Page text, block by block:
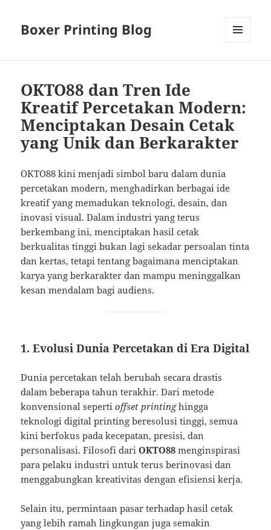
Boxer Printing Blog
OKTO88 dan Tren Ide
Kreatif Percetakan Modern:
Menciptakan Desain Cetak
yang Unik dan Berkarakter
OKTO88 kini menjadi simbol baru dalam dunia
percetakan modern, menghadirkan berbagai ide
kreatif yang memadukan teknologi, desain, dan
inovasi visual. Dalam industri yang terus
berkembang ini, menciptakan hasil cetak
berkualitas tinggi bukan lagi sekadar persoalan tinta
dan kertas, tetapi tentang bagaimana menciptakan
karya yang berkarakter dan mampu meninggalkan
kesan mendalam bagi audiens.
1. Evolusi Dunia Percetakan di Era Digital
Dunia percetakan telah berubah secara drastis
dalam beberapa tahun terakhir. Dari metode
konvensional sepertioffset printinghingga
teknologi digital printing beresolusi tinggi, semua
kini berfokus pada kecepatan, presisi, dan
personalisasi. Filosofi dariOKTO88 menginspirasi
para pelaku industri untuk terus berinovasi dan
menggabungkan kreativitas dengan efisiensi kerja.
Selain itu, permintaan pasar terhadap hasil cetak
yang lebih ramah lingkungan juga semakin